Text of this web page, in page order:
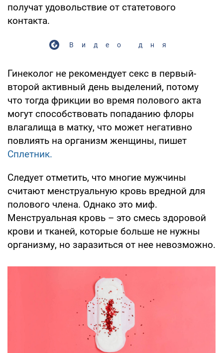
получат удовольствие от статетового
контакта.
Видео дня
Гинеколог не рекомендует секс в первый-
второй активный день выделений, потому
что тогда фрикции во время полового акта
могут способствовать попаданию флоры
влагалища в матку, что может негативно
повлиять на организм женщины, пишет
Сплетник.
Следует отметить, что многие мужчины
считают менструальную кровь вредной для
полового члена. Однако это миф.
Менструальная кровь – это смесь здоровой
крови и тканей, которые больше не нужны
организму, но заразиться от нее невозможно.